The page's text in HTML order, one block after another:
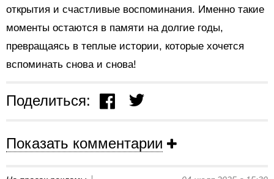
открытия и счастливые воспоминания. Именно такие
моменты остаются в памяти на долгие годы,
превращаясь в теплые истории, которые хочется
вспоминать снова и снова!
Поделиться:
Показать комментарии